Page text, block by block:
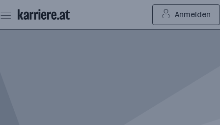
Seiteninhalt
springen
Anmelden